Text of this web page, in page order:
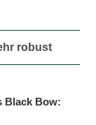
robust
Black Bow: